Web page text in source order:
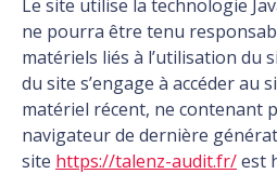
Le site utilise la technologie
ne pourra être tenu
matériels liés à l’utilisation du
du site s’engage à accéder au
matériel récent, ne contenant
navigateur de dernière
site https://talenz-audit.fr/est